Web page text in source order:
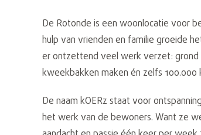
De Rotonde is een woonlocatie voor
hulp van vrienden en familie groeide
er ontzettend veel werk verzet: grond
kweekbakken maken én zelfs 100.000
De naam kOERz staat voor
het werk van de bewoners. Want ze